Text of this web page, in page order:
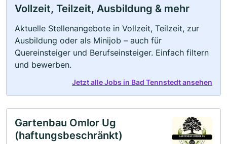
Vollzeit, Teilzeit, Ausbildung & mehr
Aktuelle Stellenangebote in Vollzeit, Teilzeit, zur
Ausbildung oder als Minijob – auch für
Quereinsteiger und Berufseinsteiger. Einfach filtern
und bewerben.
Jetzt alle Jobs in Bad Tennstedt ansehen
Gartenbau Omlor Ug
(haftungsbeschränkt)